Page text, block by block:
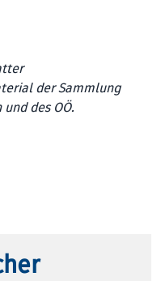
der Sammlung
des OÖ.